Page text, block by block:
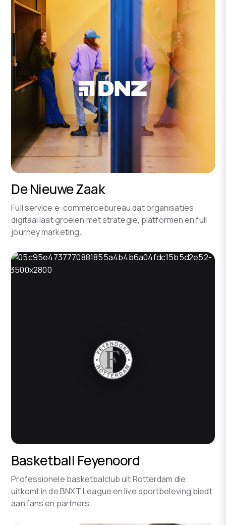
De Nieuwe Zaak
Full service e-commercebureau dat organisaties
digitaal laat groeien met strategie, platformen en full
journey marketing.
Basketball Feyenoord
Professionele basketbalclub uit Rotterdam die
uitkomt in de BNXT League en live sportbeleving biedt
aan fans en partners.